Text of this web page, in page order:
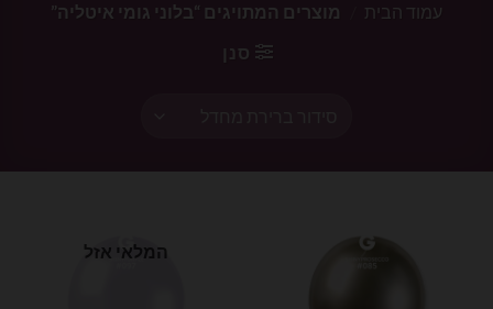
עמוד הבית
מוצרים המתויגים “בלוני גומי איטליה”
סנן
המלאי אזל